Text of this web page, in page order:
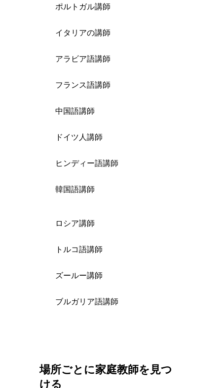
ポルトガル講師
イタリアの講師
アラビア語講師
フランス語講師
中国語講師
ドイツ人講師
ヒンディー語講師
韓国語講師
ロシア講師
トルコ語講師
ズールー講師
ブルガリア語講師
場所ごとに家庭教師を見つ
ける